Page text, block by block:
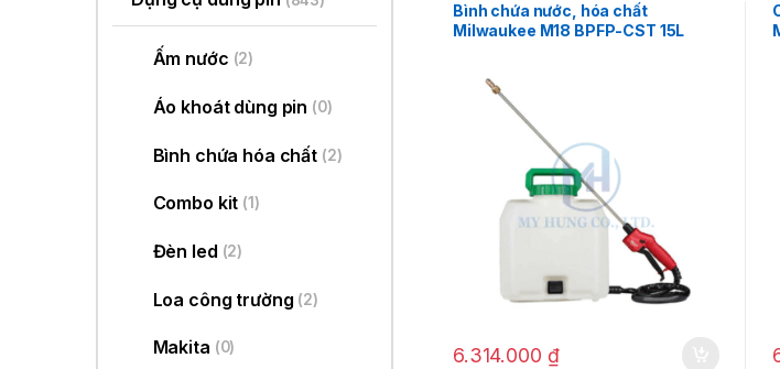
Bình chứa nước, hóa chất
Milwaukee M18 BPFP-CST 15L
6.314.000 ₫
Ấm nước (2)
Áo khoát dùng pin (0)
Bình chứa hóa chất (2)
Combo kit (1)
Đèn led (2)
Loa công trường (2)
Makita (0)